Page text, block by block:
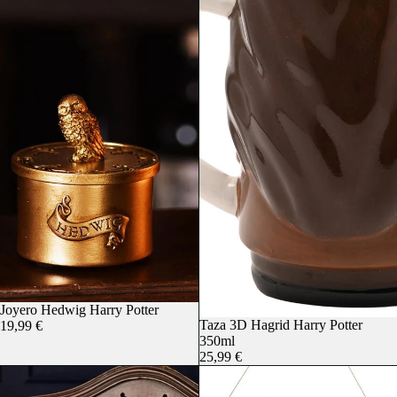
Joyero Hedwig Harry Potter
19,99 €
Taza 3D Hagrid Harry Potter
350ml
25,99 €